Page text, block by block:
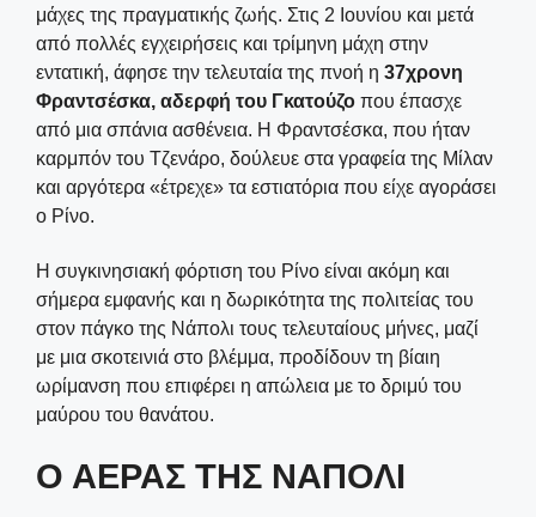
μάχες της πραγματικής ζωής. Στις 2 Ιουνίου και μετά
από πολλές εγχειρήσεις και τρίμηνη μάχη στην
εντατική, άφησε την τελευταία της πνοή η 37χρονη
Φραντσέσκα, αδερφή του Γκατούζο που έπασχε
από μια σπάνια ασθένεια. Η Φραντσέσκα, που ήταν
καρμπόν του Τζενάρο, δούλευε στα γραφεία της Μίλαν
και αργότερα «έτρεχε» τα εστιατόρια που είχε αγοράσει
ο Ρίνο.
Η συγκινησιακή φόρτιση του Ρίνο είναι ακόμη και
σήμερα εμφανής και η δωρικότητα της πολιτείας του
στον πάγκο της Νάπολι τους τελευταίους μήνες, μαζί
με μια σκοτεινιά στο βλέμμα, προδίδουν τη βίαιη
ωρίμανση που επιφέρει η απώλεια με το δριμύ του
μαύρου του θανάτου.
Ο ΑΕΡΑΣ ΤΗΣ ΝΑΠΟΛΙ